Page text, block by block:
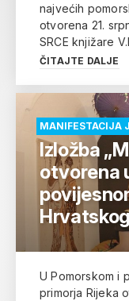
najvećih
otvorena 21.
SRCE knjižare
ČITAJTE DALJE
MANIFESTACIJA
Izložba
otvorena
U Pomorskom i
primorja Rijeka